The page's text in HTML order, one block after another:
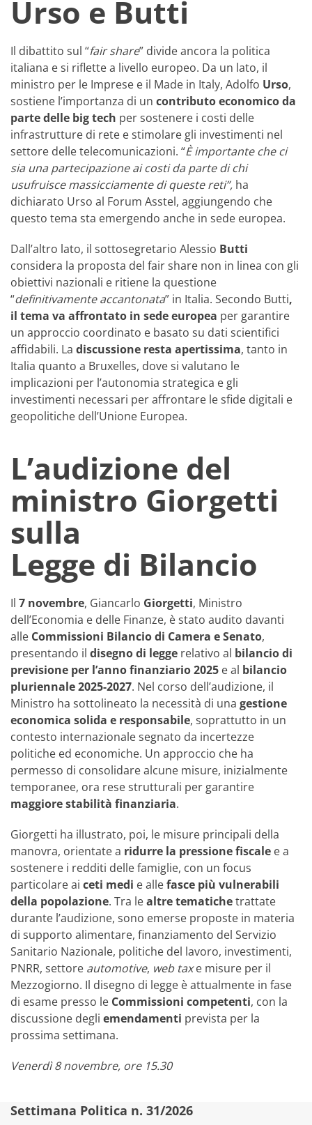
Urso e Butti
Il dibattito sul “fair share” divide ancora la politica
italiana e si riflette a livello europeo. Da un lato, il
ministro per le Imprese e il Made in Italy, Adolfo Urso,
sostiene l’importanza di un contributo economico da
parte delle big tech per sostenere i costi delle
infrastrutture di rete e stimolare gli investimenti nel
settore delle telecomunicazioni. “È importante che ci
sia una partecipazione ai costi da parte di chi
usufruisce massicciamente di queste reti”, ha
dichiarato Urso al Forum Asstel, aggiungendo che
questo tema sta emergendo anche in sede europea.
Dall’altro lato, il sottosegretario Alessio Butti
considera la proposta del fair share non in linea con gli
obiettivi nazionali e ritiene la questione
“definitivamente accantonata” in Italia. Secondo Butti,
il tema va affrontato in sede europea per garantire
un approccio coordinato e basato su dati scientifici
affidabili. La discussione resta apertissima, tanto in
Italia quanto a Bruxelles, dove si valutano le
implicazioni per l’autonomia strategica e gli
investimenti necessari per affrontare le sfide digitali e
geopolitiche dell’Unione Europea.
L’audizione del
ministro Giorgetti
sulla
Legge di Bilancio
Il 7 novembre, Giancarlo Giorgetti, Ministro
dell’Economia e delle Finanze, è stato audito davanti
alle Commissioni Bilancio di Camera e Senato,
presentando il disegno di legge relativo al bilancio di
previsione per l’anno finanziario 2025 e al bilancio
pluriennale 2025-2027. Nel corso dell’audizione, il
Ministro ha sottolineato la necessità di una gestione
economica solida e responsabile, soprattutto in un
contesto internazionale segnato da incertezze
politiche ed economiche. Un approccio che ha
permesso di consolidare alcune misure, inizialmente
temporanee, ora rese strutturali per garantire
maggiore stabilità finanziaria.
Giorgetti ha illustrato, poi, le misure principali della
manovra, orientate a ridurre la pressione fiscale e a
sostenere i redditi delle famiglie, con un focus
particolare ai ceti medi e allefasce più vulnerabili
della popolazione. Tra lealtre tematichetrattate
durante l’audizione, sono emerse proposte in materia
di supporto alimentare, finanziamento del Servizio
Sanitario Nazionale, politiche del lavoro, investimenti,
PNRR, settore automotive, web taxe misure per il
Mezzogiorno. Il disegno di legge è attualmente in fase
di esame presso le Commissioni competenti, con la
discussione degli emendamenti prevista per la
prossima settimana.
Venerdì 8 novembre, ore 15.30
Settimana Politica n. 31/2026